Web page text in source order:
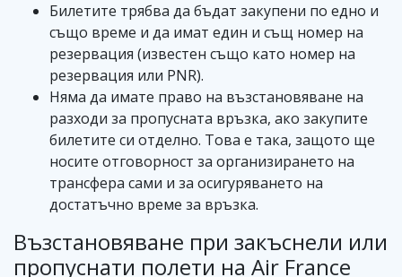
Билетите трябва да бъдат закупени по едно и
също време и да имат един и същ номер на
резервация (известен също като номер на
резервация или PNR).
Няма да имате право на възстановяване на
разходи за пропусната връзка, ако закупите
билетите си отделно. Това е така, защото ще
носите отговорност за организирането на
трансфера сами и за осигуряването на
достатъчно време за връзка.
Възстановяване при закъснели или
пропуснати полети на Air France